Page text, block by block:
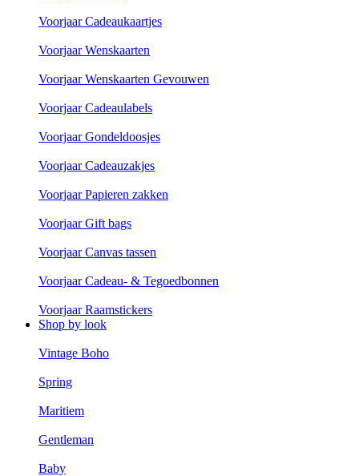
Voorjaar Cadeaukaartjes
Voorjaar Wenskaarten
Voorjaar Wenskaarten Gevouwen
Voorjaar Cadeaulabels
Voorjaar Gondeldoosjes
Voorjaar Cadeauzakjes
Voorjaar Papieren zakken
Voorjaar Gift bags
Voorjaar Canvas tassen
Voorjaar Cadeau- & Tegoedbonnen
Voorjaar Raamstickers
Shop by look
Vintage Boho
Spring
Maritiem
Gentleman
Baby